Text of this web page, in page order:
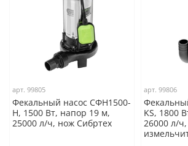
арт.99805
Фекальный насос СФН1500-
Н, 1500 Вт, напор 19 м,
25000 л/ч, нож Сибртех
арт.99806
KS, 1800
26000 л/